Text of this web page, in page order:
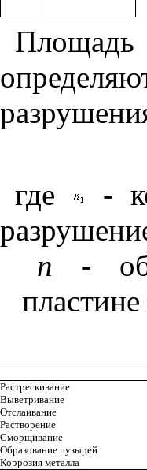
где
-
n
-
Растрескивание
Выветривание
Отслаивание
Растворение
Сморщивание
Образование пузырей
Коррозия металла